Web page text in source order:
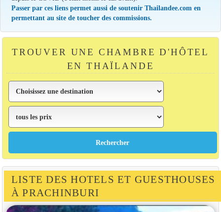
Passer par ces liens permet aussi de soutenir Thailandee.com en
permettant au site de toucher des commissions.
TROUVER UNE CHAMBRE D'HÔTEL
EN THAÏLANDE
LISTE DES HOTELS ET GUESTHOUSES
À PRACHINBURI